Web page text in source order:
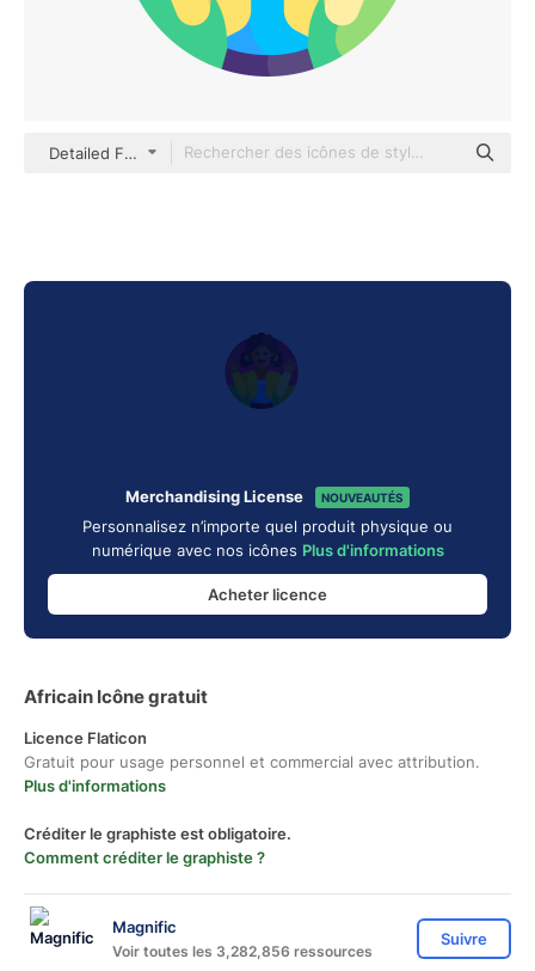
Detailed Flat Circular Flat
Merchandising License NOUVEAUTÉS
Personnalisez n’importe quel produit physique ou
numérique avec nos icônes Plus d'informations
Acheter licence
Africain Icône gratuit
Licence Flaticon
Gratuit pour usage personnel et commercial avec attribution.
Plus d'informations
Créditer le graphiste est obligatoire.
Comment créditer le graphiste ?
Magnific
Voir toutes les 3,282,856 ressources
Suivre